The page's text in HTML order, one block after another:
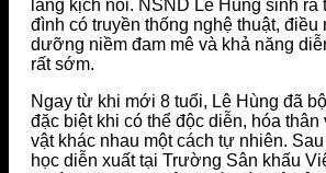
làng kịch nói. NSND Lê Hùng sinh ra
đình có truyền thống nghệ thuật, điều
dưỡng niềm đam mê và khả năng
rất sớm.
Ngay từ khi mới 8 tuổi, Lê Hùng đã
đặc biệt khi có thể độc diễn, hóa thân
vật khác nhau một cách tự nhiên.
học diễn xuất tại Trường Sân khấu